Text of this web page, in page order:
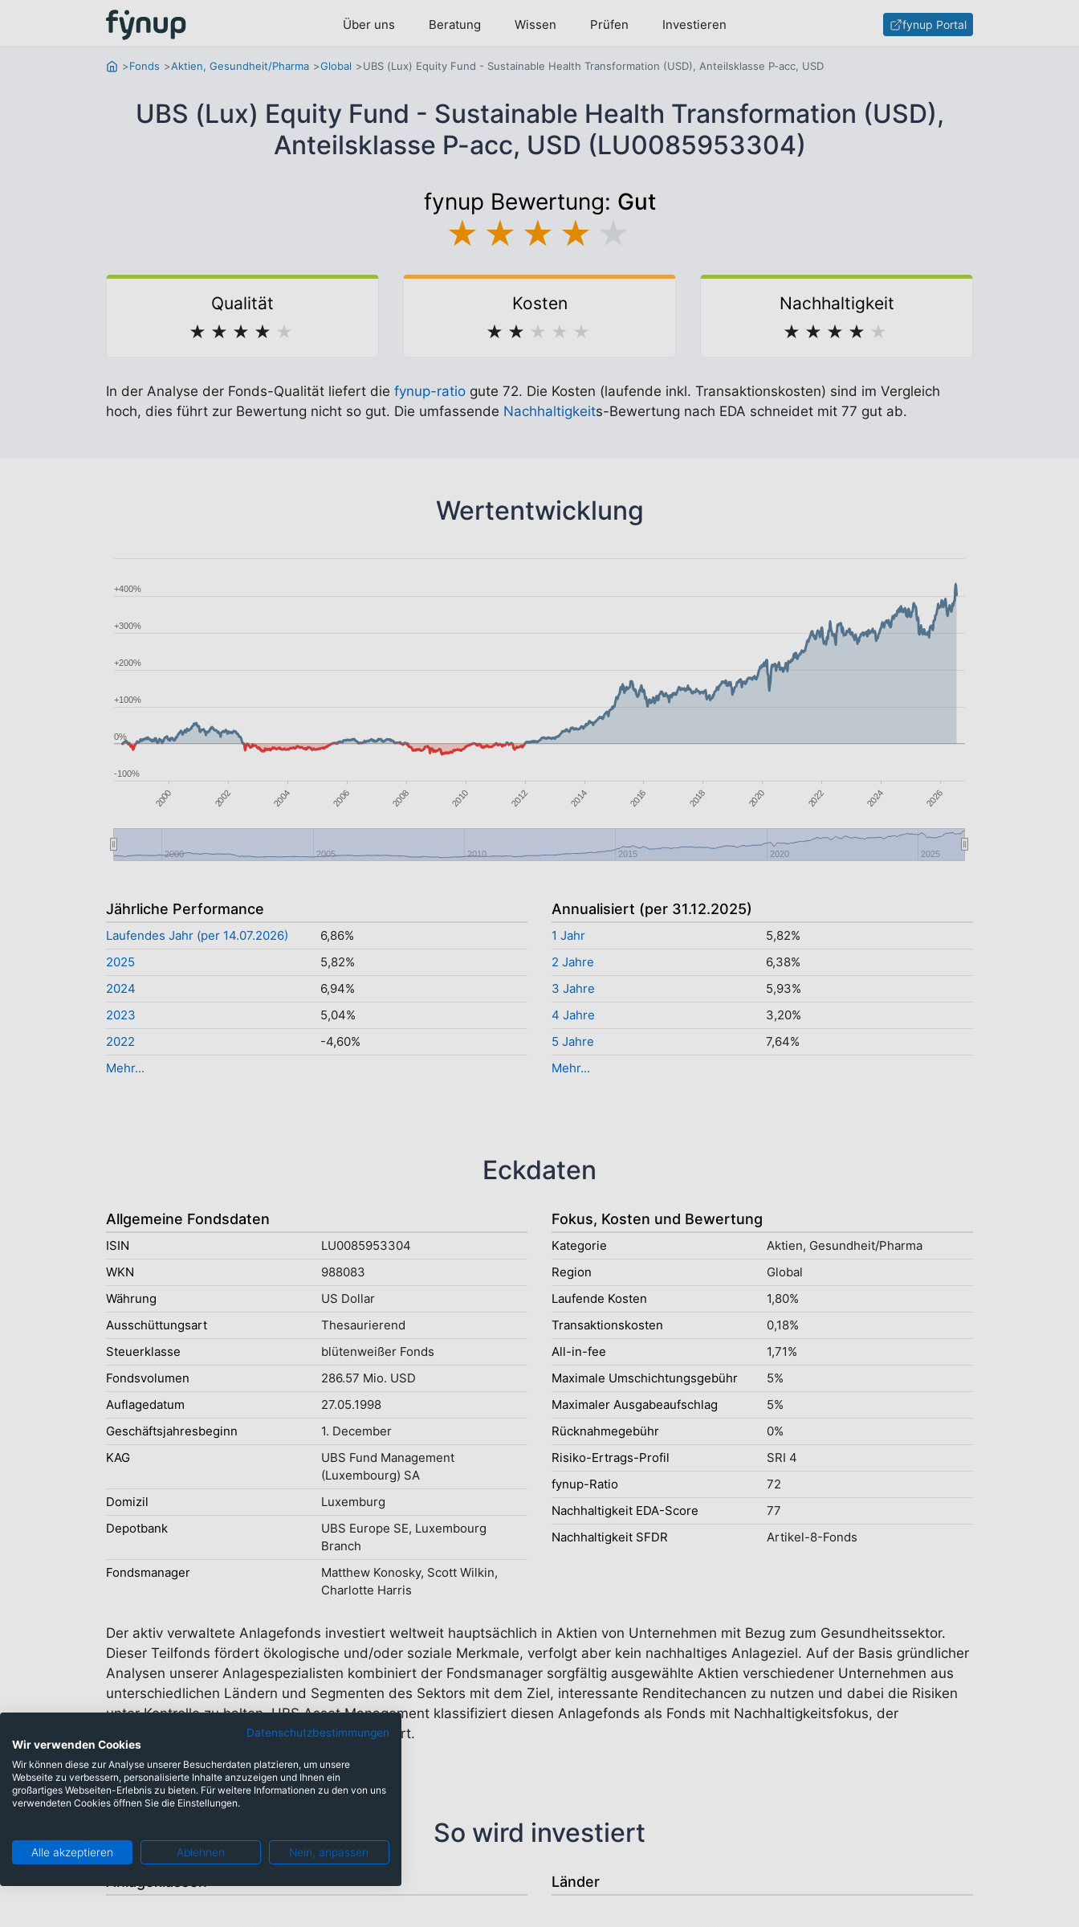
Über uns Beratung Wissen Prüfen Investieren fynup Portal
Fonds Aktien, Gesundheit/Pharma Global UBS (Lux) Equity Fund - Sustainable Health Transformation (USD), Anteilsklasse P-acc, USD
UBS (Lux) Equity Fund - Sustainable Health Transformation (USD),
Anteilsklasse P-acc, USD (LU0085953304)
fynup Bewertung: Gut
★ ★ ★ ★
Qualität
★ ★ ★ ★ ★
Kosten
★ ★ ★ ★ ★
Nachhaltigkeit
★ ★ ★ ★ ★
In der Analyse der Fonds-Qualität liefert die fynup-ratio gute 72. Die Kosten (laufende inkl. Transaktionskosten) sind im Vergleich
hoch, dies führt zur Bewertung nicht so gut. Die umfassende Nachhaltigkeits-Bewertung nach EDA schneidet mit 77 gut ab.
Wertentwicklung
2000 2002 2004 2006 2008 2010 2012 2014 2016 2018 2020 2022 2024 2026
2000 2005 2010 2015 2020 2025
-100%
0%
+100%
+200%
+300%
+400%
Jährliche Performance
Laufendes Jahr (per 14.07.2026)
6,86%
2025
5,82%
2024
6,94%
2023
5,04%
2022
-4,60%
Mehr...
Annualisiert (per 31.12.2025)
1 Jahr
5,82%
2 Jahre
6,38%
3 Jahre
5,93%
4 Jahre
3,20%
5 Jahre
7,64%
Mehr...
Eckdaten
Allgemeine Fondsdaten
ISIN
LU0085953304
WKN
988083
Währung
US Dollar
Ausschüttungsart
Thesaurierend
Steuerklasse
blütenweißer Fonds
Fondsvolumen
286.57 Mio. USD
Auflagedatum
27.05.1998
Geschäftsjahresbeginn
1. December
KAG
UBS Fund Management
(Luxembourg) SA
Domizil
Luxemburg
Depotbank
UBS Europe SE, Luxembourg
Branch
Fondsmanager
Matthew Konosky, Scott Wilkin,
Charlotte Harris
Fokus, Kosten und Bewertung
Kategorie
Aktien, Gesundheit/Pharma
Region
Global
Laufende Kosten
1,80%
Transaktionskosten
0,18%
All-in-fee
1,71%
Maximale Umschichtungsgebühr
5%
Maximaler Ausgabeaufschlag
5%
Rücknahmegebühr
0%
Risiko-Ertrags-Profil
SRI 4
fynup-Ratio
72
Nachhaltigkeit EDA-Score
77
Nachhaltigkeit SFDR
Artikel-8-Fonds
Der aktiv verwaltete Anlagefonds investiert weltweit hauptsächlich in Aktien von Unternehmen mit Bezug zum Gesundheitssektor.
Dieser Teilfonds fördert ökologische und/oder soziale Merkmale, verfolgt aber kein nachhaltiges Anlageziel. Auf der Basis gründlicher
Analysen unserer Anlagespezialisten kombiniert der Fondsmanager sorgfältig ausgewählte Aktien verschiedener Unternehmen aus
unterschiedlichen Ländern und Segmenten des Sektors mit dem Ziel, interessante Renditechancen zu nutzen und dabei die Risiken
unter Kontrolle zu halten. UBS Asset Management klassifiziert diesen Anlagefonds als Fonds mit Nachhaltigkeitsfokus, der
ökologische und/oder soziale Merkmale fördert.
So wird investiert
Länder
Datenschutzbestimmungen
Wir verwenden Cookies
Wir können diese zur Analyse unserer Besucherdaten platzieren, um unsere
Webseite zu verbessern, personalisierte Inhalte anzuzeigen und Ihnen ein
großartiges Webseiten-Erlebnis zu bieten. Für weitere Informationen zu den von uns
verwendeten Cookies öffnen Sie die Einstellungen.
Alle akzeptieren Ablehnen Nein, anpassen